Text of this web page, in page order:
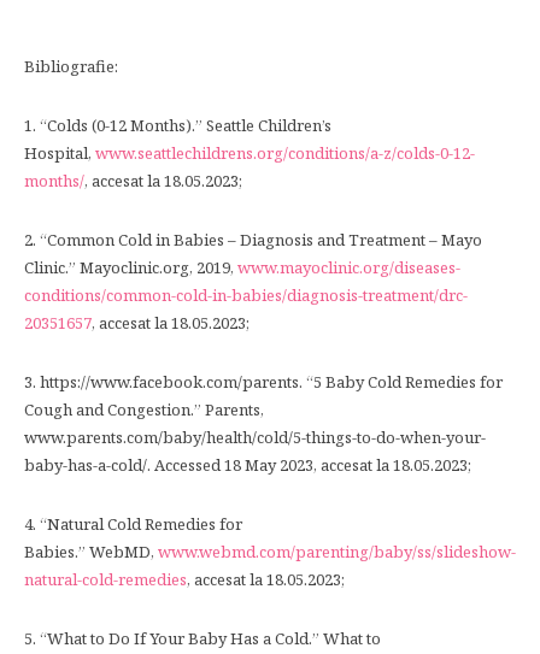
Bibliografie:
1. “Colds (0-12 Months).” Seattle Children’s
Hospital, www.seattlechildrens.org/conditions/a-z/colds-0-12-
months/, accesat la 18.05.2023;
2. “Common Cold in Babies – Diagnosis and Treatment – Mayo
Clinic.” Mayoclinic.org, 2019, www.mayoclinic.org/diseases-
conditions/common-cold-in-babies/diagnosis-treatment/drc-
20351657, accesat la 18.05.2023;
3. https://www.facebook.com/parents. “5 Baby Cold Remedies for
Cough and Congestion.” Parents,
www.parents.com/baby/health/cold/5-things-to-do-when-your-
baby-has-a-cold/. Accessed 18 May 2023, accesat la 18.05.2023;
4. “Natural Cold Remedies for
Babies.” WebMD, www.webmd.com/parenting/baby/ss/slideshow-
natural-cold-remedies, accesat la 18.05.2023;
5. “What to Do If Your Baby Has a Cold.” What to